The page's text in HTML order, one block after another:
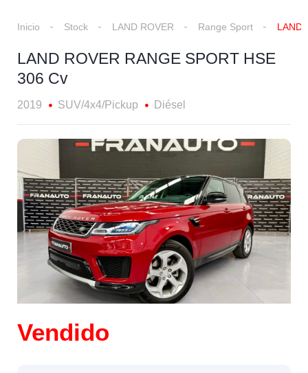
Inicio Stock LAND ROVER Range Sport LAND
LAND ROVER RANGE SPORT HSE
306 Cv
2019 SUV/4x4/Pickup Diésel
Vendido